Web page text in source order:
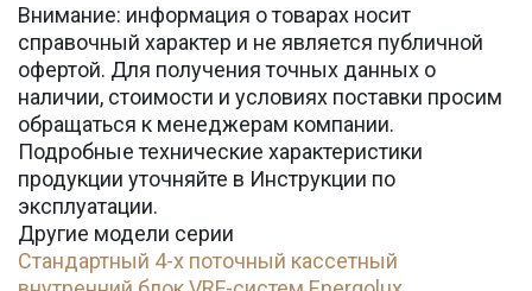
Внимание: информация о товарах носит
справочный характер и не является публичной
офертой. Для получения точных данных о
наличии, стоимости и условиях поставки просим
обращаться к менеджерам компании.
Подробные технические характеристики
продукции уточняйте в Инструкции по
эксплуатации.
Другие модели серии
Стандартный 4-х поточный кассетный